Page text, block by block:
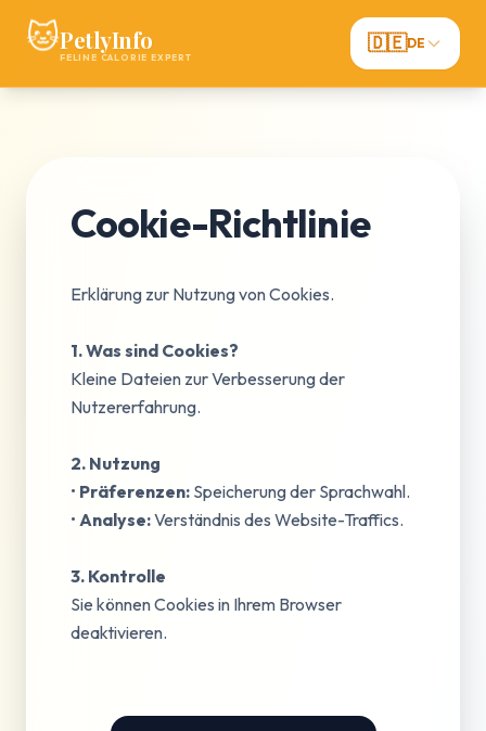
🐱PetlyInfo
FELINE CALORIE EXPERT
🇩🇪DE
Cookie-Richtlinie
Erklärung zur Nutzung von Cookies.
1. Was sind Cookies?
Kleine Dateien zur Verbesserung der
Nutzererfahrung.
2. Nutzung
• Präferenzen: Speicherung der Sprachwahl.
• Analyse:Verständnis des Website-Traffics.
3. Kontrolle
Sie können Cookies in Ihrem Browser
deaktivieren.